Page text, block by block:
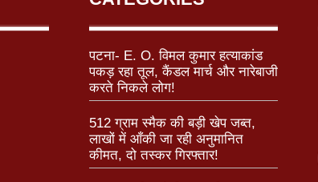
पटना- E. O. विमल कुमार हत्याकांड
पकड़ रहा तूल, कैंडल मार्च और नारेबाजी
करते निकले लोग!
512 ग्राम स्मैक की बड़ी खेप जब्त,
लाखों में आँकी जा रही अनुमानित
कीमत, दो तस्कर गिरफ्तार!